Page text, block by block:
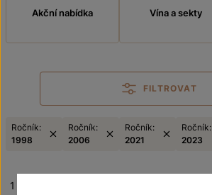
Akční nabídka Vína a sekty
FILTROVAT
Ročník:
1998
Ročník:
2006
Ročník:
2021
Ročník:
2023
1 produkt